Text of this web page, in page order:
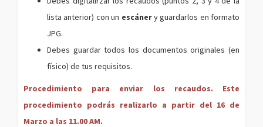
lista anterior) con un escánery guardarlos en formato
JPG.
Debes guardar todos los documentos originales (en
físico) de tus requisitos.
Procedimiento para enviar los recaudos. Este
procedimiento podrás realizarlo a partir del 16 de
Marzo a las 11.00 AM.